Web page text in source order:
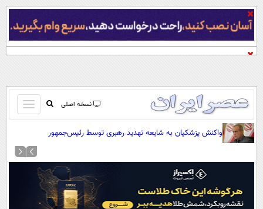
نسخه اصلی
باز
و
کردن
صفحه اول
آرشیو
نظرسنجی
آب و هوا
واکنش پزشکیان به شایعه تهدید رهبری توسط رئیس‌جمهور